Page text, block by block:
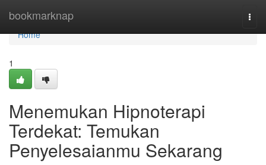
bookmarknap
Home
Home
1
Menemukan Hipnoterapi
Terdekat: Temukan
Penyelesaianmu Sekarang